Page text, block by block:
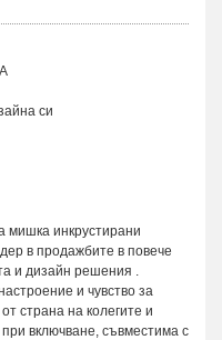
си
мишка инкрустирани
в продажбите в повече
и дизайн решения .
и чувство за
страна на колегите и
включване, съвместима с